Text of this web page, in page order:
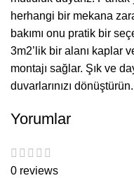
herhangi bir mekana
bakımı onu pratik bir
3m2’lik bir alanı kaplar
montajı sağlar. Şık ve
duvarlarınızı dönüştürün.
Yorumlar
0 reviews